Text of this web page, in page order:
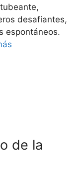
desafiantes,
espontáneos.
de la